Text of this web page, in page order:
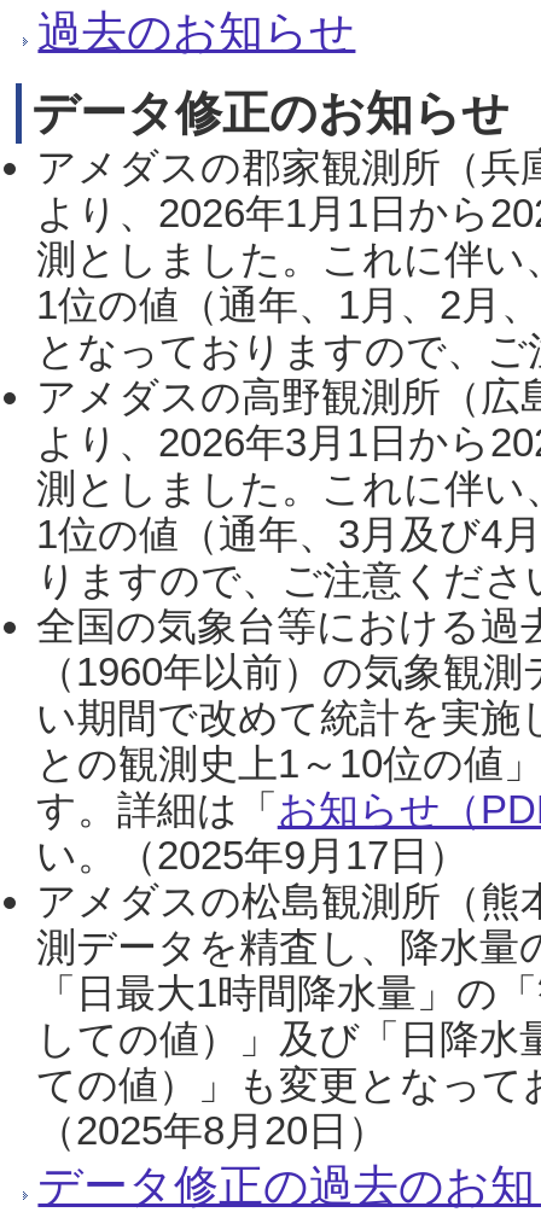
過去のお知らせ
データ修正のお知らせ
アメダスの郡家観測所（
より、2026年1月1日から
測としました。これに伴い
1位の値（通年、1月、2月
となっておりますので、
アメダスの高野観測所（
より、2026年3月1日から
測としました。これに伴い
1位の値（通年、3月及び4
りますので、ご注意くだ
全国の気象台等における過
（1960年以前）の気象観
い期間で改めて統計を実
との観測史上1～10位の値
す。詳細は「 お知らせ（
い。（2025年9月17日）
アメダスの松島観測所（熊
測データを精査し、降水
「日最大1時間降水量」の
しての値）」及び「日降
ての値）」も変更となっ
（2025年8月20日）
データ修正の過去のお